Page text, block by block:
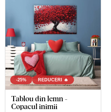
-25% REDUCERI 🔥
Tablou din lemn -
Copacul inimii